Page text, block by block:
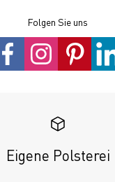
Folgen Sie uns
Eigene Polsterei